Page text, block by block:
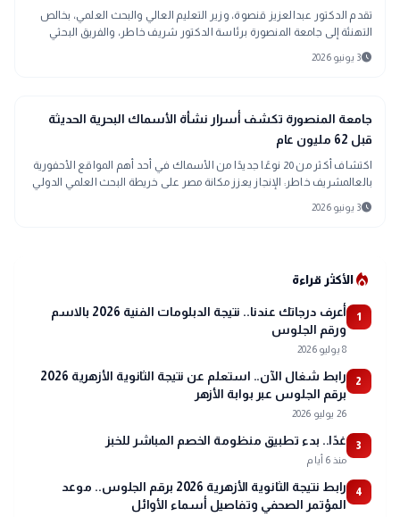
تقدم الدكتور عبدالعزيز قنصوة، وزير التعليم العالي والبحث العلمي، بخالص
التهنئة إلى جامعة المنصورة برئاسة الدكتور شريف خاطر، والفريق البحثي
الدولي بقيا
schedule3 يونيو 2026
search
تحقيقات وتقارير
جامعة المنصورة تكشف أسرار نشأة الأسماك البحرية الحديثة
قبل 62 مليون عام
اكتشاف أكثر من 20 نوعًا جديدًا من الأسماك في أحد أهم المواقع الأحفورية
بالعالمشريف خاطر: الإنجاز يعزز مكانة مصر على خريطة البحث العلمي الدولي
ويؤكد ري
schedule3 يونيو 2026
local_fire_departmentالأكثر قراءة
1
أعرف درجاتك عندنا.. نتيجة الدبلومات الفنية 2026 بالاسم
ورقم الجلوس
8 يوليو 2026
2
رابط شغال الآن.. استعلم عن نتيجة الثانوية الأزهرية 2026
برقم الجلوس عبر بوابة الأزهر
26 يوليو 2026
3 غدًا.. بدء تطبيق منظومة الخصم المباشر للخبز
منذ 6 أيام
4
رابط نتيجة الثانوية الأزهرية 2026 برقم الجلوس.. موعد
المؤتمر الصحفي وتفاصيل أسماء الأوائل